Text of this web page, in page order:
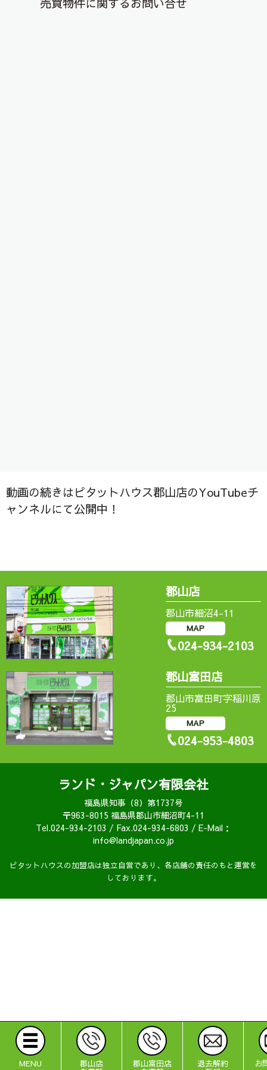
動画の続きはピタットハウス郡山店のYouTubeチ
ャンネルにて公開中！
郡山店
郡山市細沼4-11
MAP
024-934-2103
郡山富田店
郡山市富田町字稲川原
25
MAP
024-953-4803
ランド・ジャパン有限会社
福島県知事（8）第1737号
〒963-8015 福島県郡山市細沼町4-11
Tel.024-934-2103 / Fax.024-934-6803 / E-Mail：
info@landjapan.co.jp
ピタットハウスの加盟店は独立自営であり、各店舗の責任のもと運営を
しております。
MENU 郡山店 郡山富田店 退去解約 お